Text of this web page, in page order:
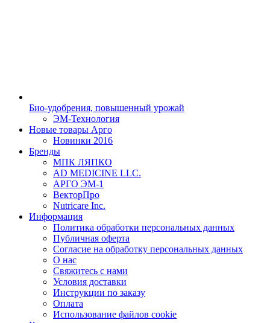
Био-удобрения, повышенный урожай
ЭМ-Технология
Новые товары Арго
Новинки 2016
Бренды
МПК ЛЯПКО
AD MEDICINE LLC.
АРГО ЭМ-1
ВекторПро
Nutricare Inc.
Информация
Политика обработки персональных данных
Публичная оферта
Согласие на обработку персональных данных
О нас
Свяжитесь с нами
Условия доставки
Инструкции по заказу
Оплата
Использование файлов cookie